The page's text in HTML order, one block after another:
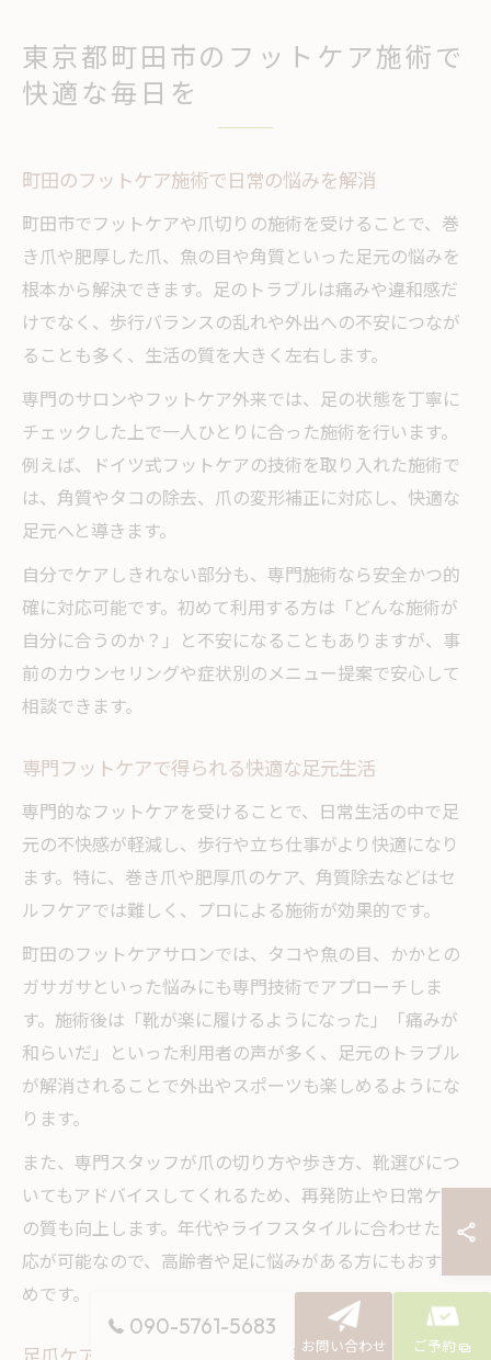
東京都町田市のフットケア施術で
快適な毎日を
町田のフットケア施術で日常の悩みを解消
町田市でフットケアや爪切りの施術を受けることで、巻
き爪や肥厚した爪、魚の目や角質といった足元の悩みを
根本から解決できます。足のトラブルは痛みや違和感だ
けでなく、歩行バランスの乱れや外出への不安につなが
ることも多く、生活の質を大きく左右します。
専門のサロンやフットケア外来では、足の状態を丁寧に
チェックした上で一人ひとりに合った施術を行います。
例えば、ドイツ式フットケアの技術を取り入れた施術で
は、角質やタコの除去、爪の変形補正に対応し、快適な
足元へと導きます。
自分でケアしきれない部分も、専門施術なら安全かつ的
確に対応可能です。初めて利用する方は「どんな施術が
自分に合うのか？」と不安になることもありますが、事
前のカウンセリングや症状別のメニュー提案で安心して
相談できます。
専門フットケアで得られる快適な足元生活
専門的なフットケアを受けることで、日常生活の中で足
元の不快感が軽減し、歩行や立ち仕事がより快適になり
ます。特に、巻き爪や肥厚爪のケア、角質除去などはセ
ルフケアでは難しく、プロによる施術が効果的です。
町田のフットケアサロンでは、タコや魚の目、かかとの
ガサガサといった悩みにも専門技術でアプローチしま
す。施術後は「靴が楽に履けるようになった」「痛みが
和らいだ」といった利用者の声が多く、足元のトラブル
が解消されることで外出やスポーツも楽しめるようにな
ります。
また、専門スタッフが爪の切り方や歩き方、靴選びにつ
いてもアドバイスしてくれるため、再発防止や日常ケア
の質も向上します。年代やライフスタイルに合わせた対
応が可能なので、高齢者や足に悩みがある方にもおすす
めです。
090-5761-5683
お問い合わせ ご予約